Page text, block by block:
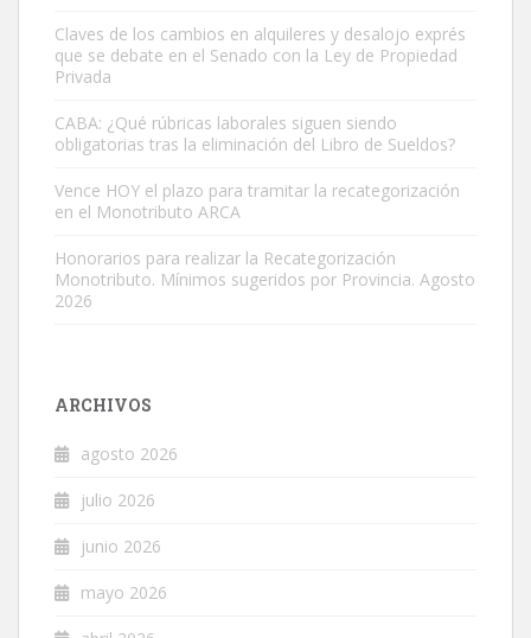
Claves de los cambios en alquileres y desalojo exprés
que se debate en el Senado con la Ley de Propiedad
Privada
CABA: ¿Qué rúbricas laborales siguen siendo
obligatorias tras la eliminación del Libro de Sueldos?
Vence HOY el plazo para tramitar la recategorización
en el Monotributo ARCA
Honorarios para realizar la Recategorización
Monotributo. Mínimos sugeridos por Provincia. Agosto
2026
ARCHIVOS
agosto 2026
julio 2026
junio 2026
mayo 2026